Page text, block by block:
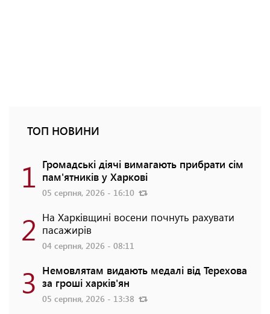
ТОП НОВИНИ
1 Громадські діячі вимагають прибрати сім
пам'ятників у Харкові
05 серпня, 2026 - 16:10
2 На Харківщині восени почнуть рахувати
пасажирів
04 серпня, 2026 - 08:11
3 Немовлятам видають медалі від Терехова
за гроші харків'ян
05 серпня, 2026 - 13:38